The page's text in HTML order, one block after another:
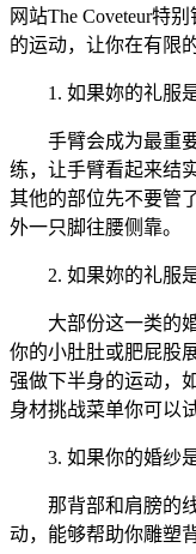
网站The Coveteur特
的运动，让你在有限
1. 如果妳的礼服是
手臂会成为最重要
练，让手臂看起来结
其他的部位先不要管
外一只脚往腰侧靠。
2. 如果妳的礼服是
大部份这一类的婚
你的小肚肚或肥屁股
强做下半身的运动，
身材挑战菜单你可以
3. 如果你的婚纱
那背部和肩膀的线
动，能够帮助你雕塑